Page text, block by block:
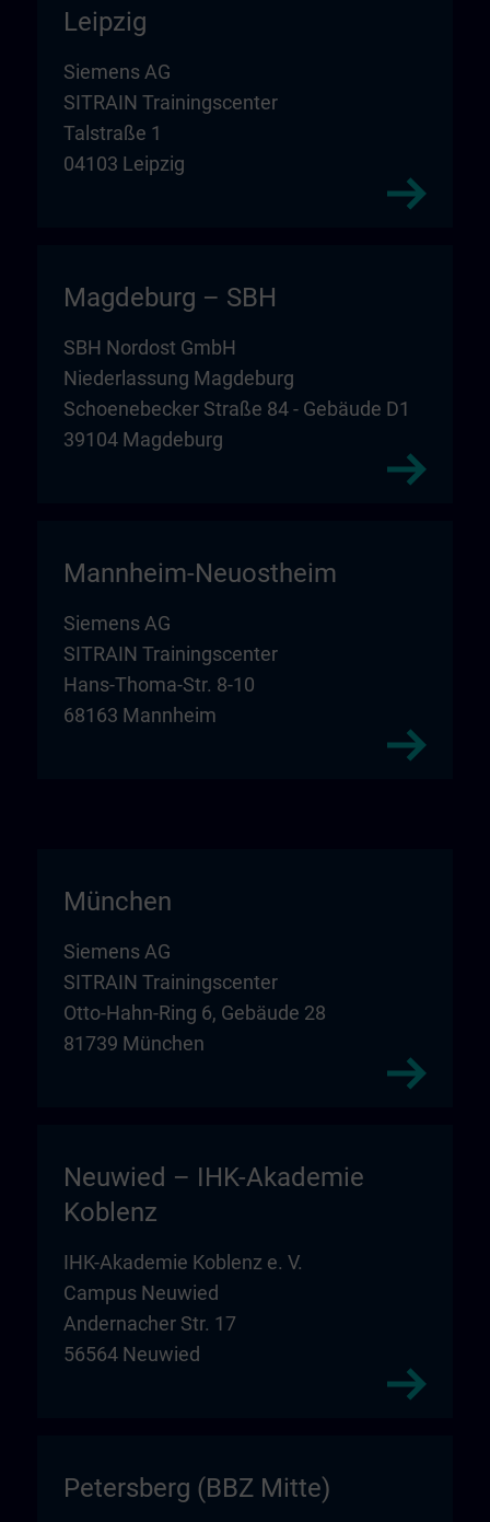
Leipzig
Siemens AG
SITRAIN Trainingscenter
Talstraße 1
04103 Leipzig
Magdeburg – SBH
SBH Nordost GmbH
Niederlassung Magdeburg
Schoenebecker Straße 84 - Gebäude D1
39104 Magdeburg
Mannheim-Neuostheim
Siemens AG
SITRAIN Trainingscenter
Hans-Thoma-Str. 8-10
68163 Mannheim
München
Siemens AG
SITRAIN Trainingscenter
Otto-Hahn-Ring 6, Gebäude 28
81739 München
Neuwied – IHK-Akademie
Koblenz
IHK-Akademie Koblenz e. V.
Campus Neuwied
Andernacher Str. 17
56564 Neuwied
Petersberg (BBZ Mitte)